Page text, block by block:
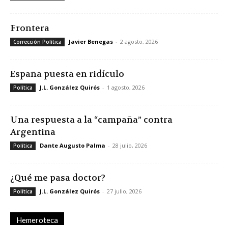
Frontera
Corrección Política Javier Benegas - 2 agosto, 2026
España puesta en ridículo
Política J.L. González Quirós - 1 agosto, 2026
Una respuesta a la “campaña” contra
Argentina
Política Dante Augusto Palma - 28 julio, 2026
¿Qué me pasa doctor?
Política J.L. González Quirós - 27 julio, 2026
Hemeroteca